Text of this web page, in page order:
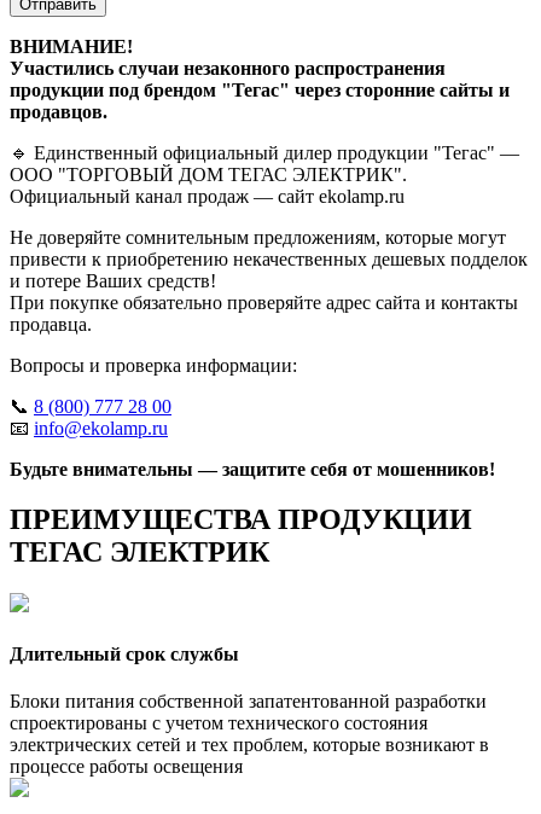
Отправить
ВНИМАНИЕ!
Участились случаи незаконного распространения
продукции под брендом "Тегас" через сторонние сайты и
продавцов.
🔹 Единственный официальный дилер продукции "Тегас" —
ООО "ТОРГОВЫЙ ДОМ ТЕГАС ЭЛЕКТРИК".
Официальный канал продаж — сайт ekolamp.ru
Не доверяйте сомнительным предложениям, которые могут
привести к приобретению некачественных дешевых подделок
и потере Ваших средств!
При покупке обязательно проверяйте адрес сайта и контакты
продавца.
Вопросы и проверка информации:
📞 8 (800) 777 28 00
📧 info@ekolamp.ru
Будьте внимательны — защитите себя от мошенников!
ПРЕИМУЩЕСТВА ПРОДУКЦИИ
ТЕГАС ЭЛЕКТРИК
Длительный срок службы
Блоки питания собственной запатентованной разработки
спроектированы с учетом технического состояния
электрических сетей и тех проблем, которые возникают в
процессе работы освещения